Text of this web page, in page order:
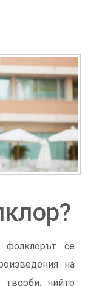
фолклорът се
на
чийто